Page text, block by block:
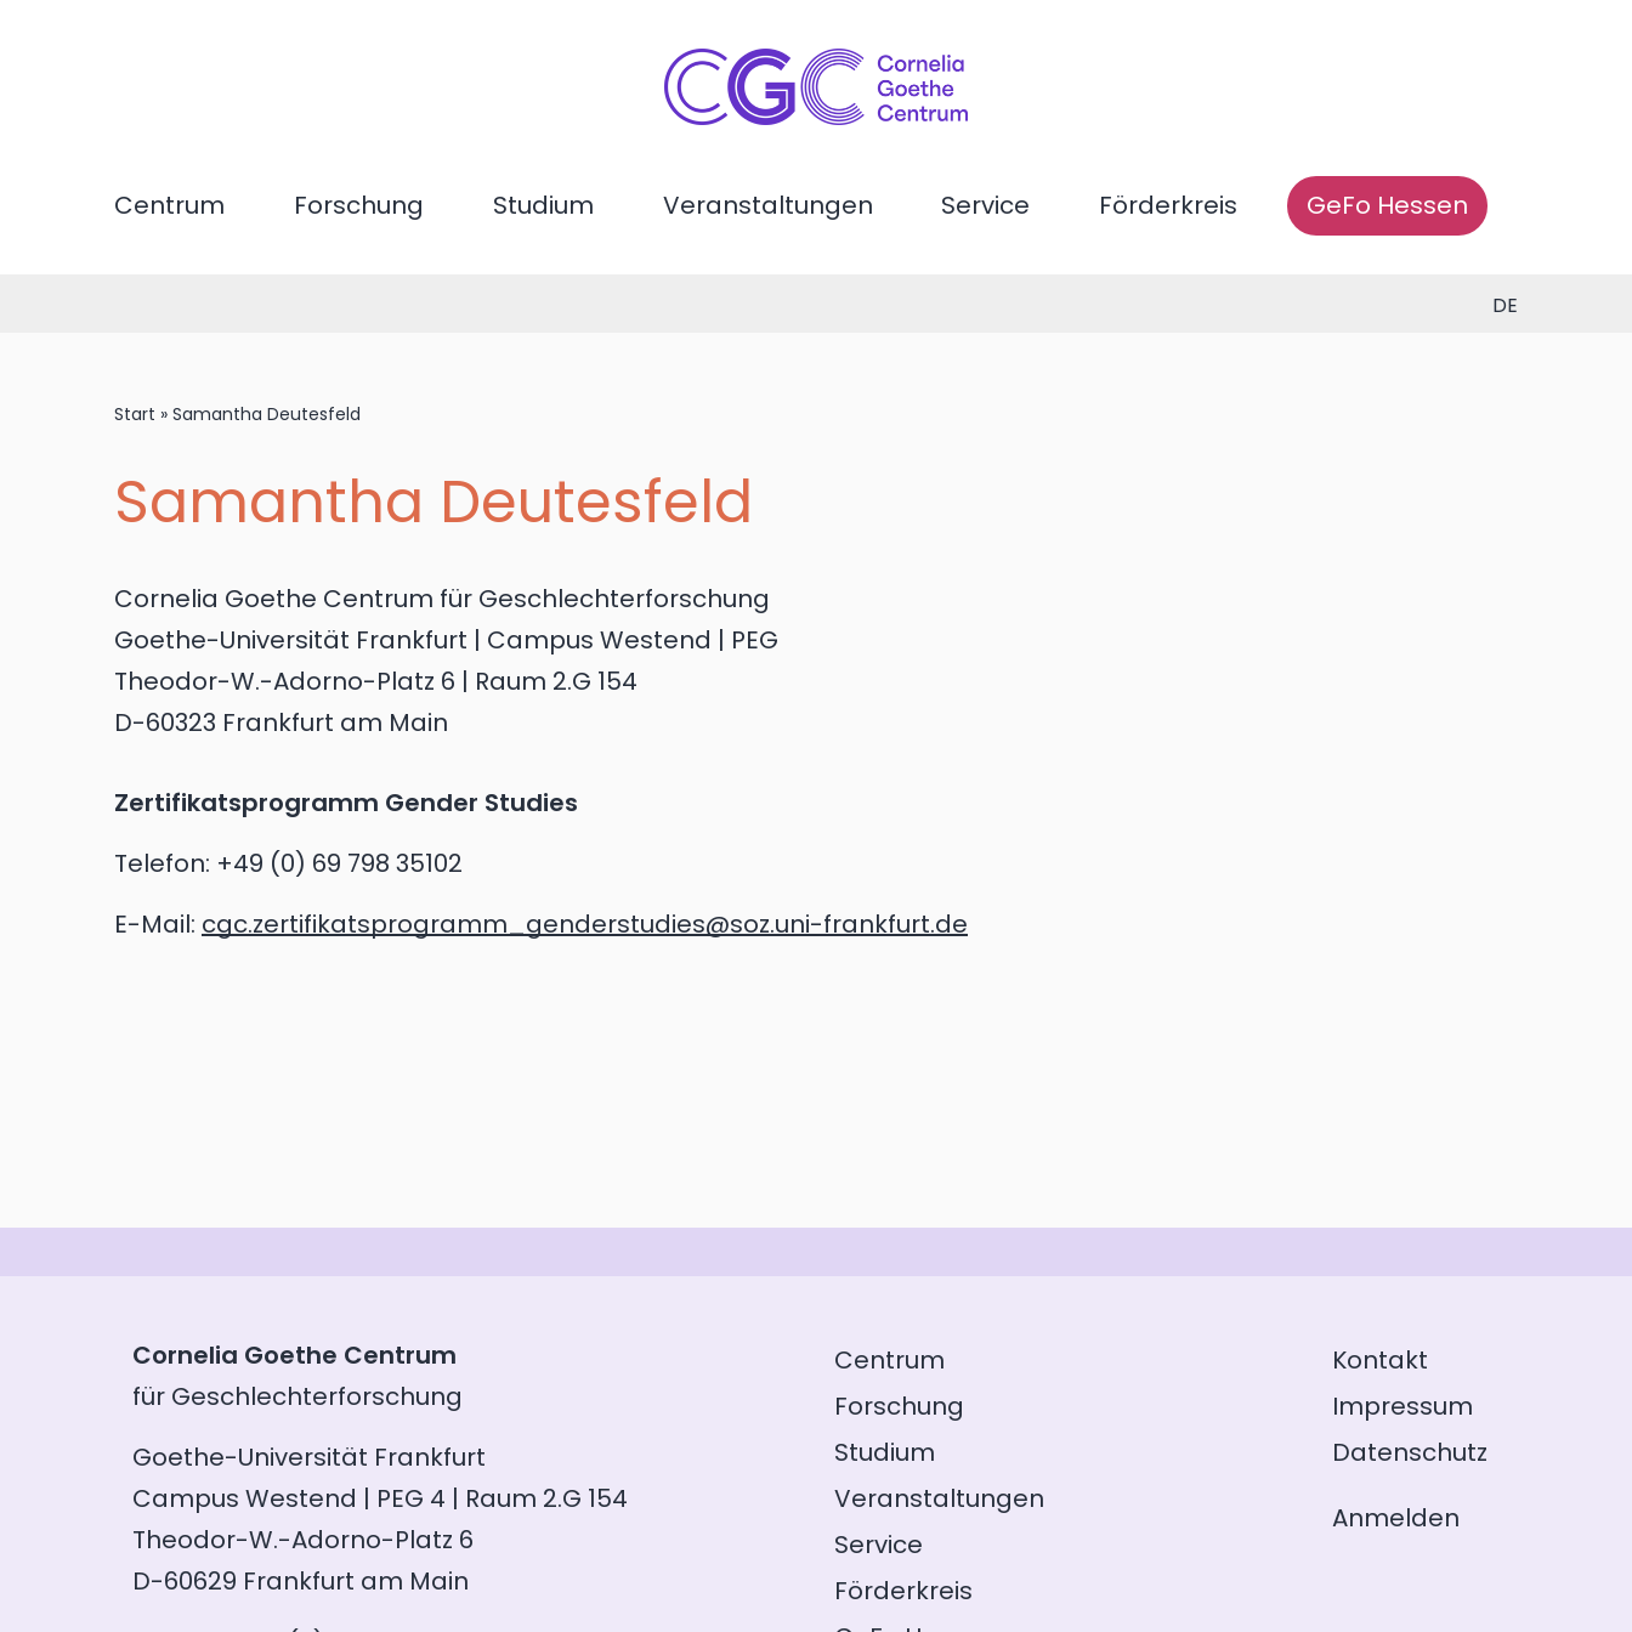
Centrum Forschung Studium Veranstaltungen Service Förderkreis GeFo Hessen
DE
Start » Samantha Deutesfeld
Samantha Deutesfeld
Cornelia Goethe Centrum für Geschlechterforschung
Goethe-Universität Frankfurt | Campus Westend | PEG
Theodor-W.-Adorno-Platz 6 | Raum 2.G 154
D-60323 Frankfurt am Main
Zertifikatsprogramm Gender Studies
Telefon: +49 (0) 69 798 35102
E-Mail: cgc.zertifikatsprogramm_genderstudies@soz.uni-frankfurt.de
Cornelia Goethe Centrum
für Geschlechterforschung
Goethe-Universität Frankfurt
Campus Westend | PEG 4 | Raum 2.G 154
Theodor-W.-Adorno-Platz 6
D-60629 Frankfurt am Main
Centrum
Forschung
Studium
Veranstaltungen
Service
Förderkreis
Kontakt
Impressum
Datenschutz
Anmelden